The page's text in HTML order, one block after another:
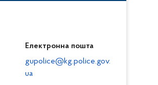
Електронна пошта
gupolice@kg.police.gov.
ua